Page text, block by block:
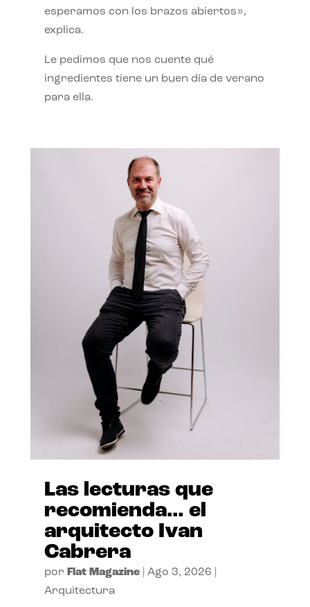
esperamos con los brazos abiertos»,
explica.
Le pedimos que nos cuente qué
ingredientes tiene un buen día de verano
para ella.
Las lecturas que
recomienda… el
arquitecto Ivan
Cabrera
por Flat Magazine| Ago 3, 2026
Arquitectura